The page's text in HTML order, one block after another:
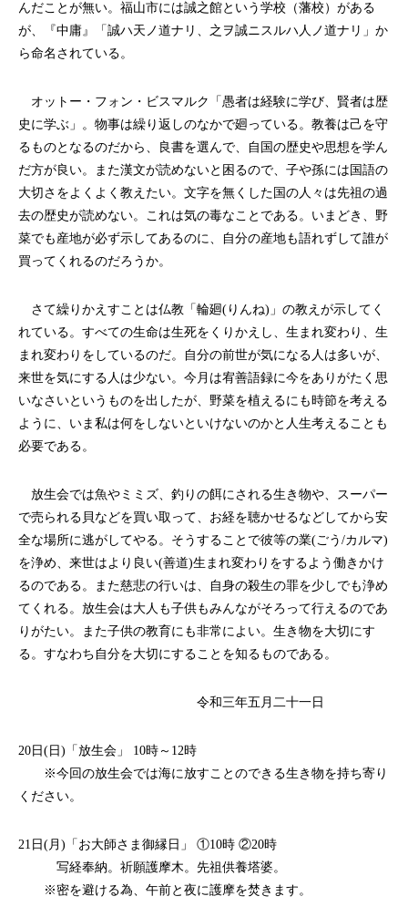
んだことが無い。福山市には誠之館という学校（藩校）がある
が、『中庸』「誠ハ天ノ道ナリ、之ヲ誠ニスルハ人ノ道ナリ」か
ら命名されている。
オットー・フォン・ビスマルク「愚者は経験に学び、賢者は歴
史に学ぶ」。物事は繰り返しのなかで廻っている。教養は己を守
るものとなるのだから、良書を選んで、自国の歴史や思想を学ん
だ方が良い。また漢文が読めないと困るので、子や孫には国語の
大切さをよくよく教えたい。文字を無くした国の人々は先祖の過
去の歴史が読めない。これは気の毒なことである。いまどき、野
菜でも産地が必ず示してあるのに、自分の産地も語れずして誰が
買ってくれるのだろうか。
さて繰りかえすことは仏教「輪廻(りんね)」の教えが示してく
れている。すべての生命は生死をくりかえし、生まれ変わり、生
まれ変わりをしているのだ。自分の前世が気になる人は多いが、
来世を気にする人は少ない。今月は宥善語録に今をありがたく思
いなさいというものを出したが、野菜を植えるにも時節を考える
ように、いま私は何をしないといけないのかと人生考えることも
必要である。
放生会では魚やミミズ、釣りの餌にされる生き物や、スーパー
で売られる貝などを買い取って、お経を聴かせるなどしてから安
全な場所に逃がしてやる。そうすることで彼等の業(ごう/カルマ)
を浄め、来世はより良い(善道)生まれ変わりをするよう働きかけ
るのである。また慈悲の行いは、自身の殺生の罪を少しでも浄め
てくれる。放生会は大人も子供もみんながそろって行えるのであ
りがたい。また子供の教育にも非常によい。生き物を大切にす
る。すなわち自分を大切にすることを知るものである。
令和三年五月二十一日
20日(日)「放生会」 10時～12時
※今回の放生会では海に放すことのできる生き物を持ち寄り
ください。
21日(月)「お大師さま御縁日」 ①10時 ②20時
写経奉納。祈願護摩木。先祖供養塔婆。
※密を避ける為、午前と夜に護摩を焚きます。